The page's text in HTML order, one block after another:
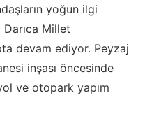
yoğun ilgi
Millet
devam ediyor. Peyzaj
inşası öncesinde
ve otopark yapım